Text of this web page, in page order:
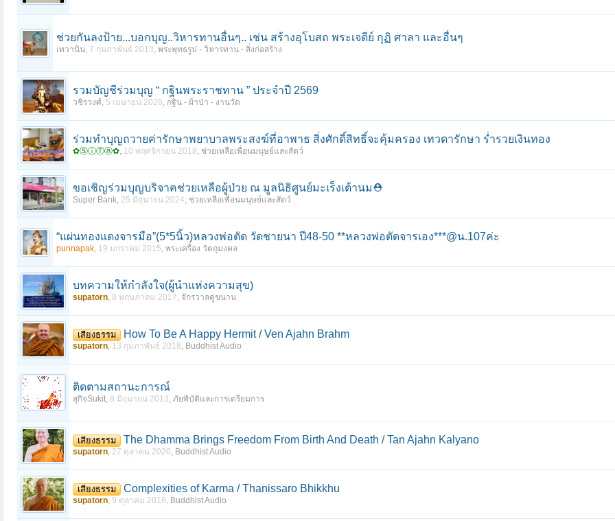
ช่วยกันลงป้าย...บอกบุญ..วิหารทานอื่นๆ.. เช่น สร้างอุโบสถ พระเจดีย์ กุฏิ ศาลา และอื่นๆ
เทวานิน, 7 กุมภาพันธ์ 2013, พระพุทธรูป - วิหารทาน - สิ่งก่อสร้าง
รวมบัญชีร่วมบุญ “ กฐินพระราชทาน ” ประจำปี 2569
วชิรวงศ์, 5 เมษายน 2026, กฐิน - ผ้าป่า - งานวัด
ร่วมทำบุญถวายค่ารักษาพยาบาลพระสงฆ์ที่อาพาธ สิ่งศักดิ์สิทธิ์จะคุ้มครอง เทวดารักษา ร่ำรวยเงินทอง
✿ⓈⓘⓉⓐ✿, 10 พฤศจิกายน 2018, ช่วยเหลือเพื่อนมนุษย์และสัตว์
ขอเชิญร่วมบุญบริจาคช่วยเหลือผู้ป่วย ณ มูลนิธิศูนย์มะเร็งเต้านม⛑️
Super Bank, 25 มิถุนายน 2024, ช่วยเหลือเพื่อนมนุษย์และสัตว์
“แผ่นทองแดงจารมือ”(5*5นิ้ว)หลวงพ่อตัด วัดชายนา ปี48-50 **หลวงพ่อตัดจารเอง***@น.107ค่ะ
punnapak, 19 มกราคม 2015, พระเครื่อง วัตถุมงคล
บทความให้กำลังใจ(ผู้นำแห่งความสุข)
supatorn, 8 พฤษภาคม 2017, จักรวาลคู่ขนาน
เสียงธรรม How To Be A Happy Hermit / Ven Ajahn Brahm
supatorn, 13 กุมภาพันธ์ 2018, Buddhist Audio
ติดตามสถานะการณ์
สุกิจSukit, 8 มิถุนายน 2013, ภัยพิบัติและการเตรียมการ
เสียงธรรม The Dhamma Brings Freedom From Birth And Death / Tan Ajahn Kalyano
supatorn, 27 ตุลาคม 2020, Buddhist Audio
เสียงธรรม Complexities of Karma / Thanissaro Bhikkhu
supatorn, 9 ตุลาคม 2018, Buddhist Audio